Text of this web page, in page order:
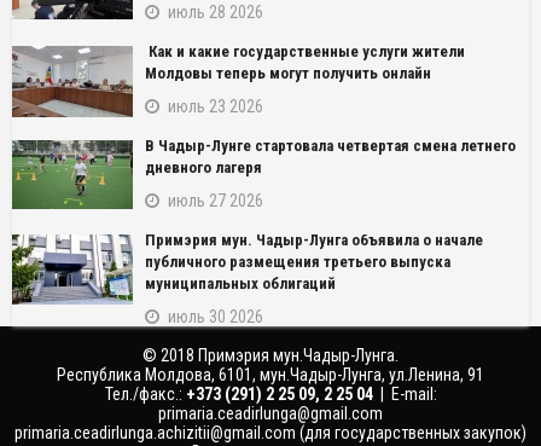
июль 28 2026
Как и какие государственные услуги жители
Молдовы теперь могут получить онлайн
июль 23 2026
В Чадыр-Лунге стартовала четвертая смена летнего
дневного лагеря
июль 27 2026
Примэрия мун. Чадыр-Лунга объявила о начале
публичного размещения третьего выпуска
муниципальных облигаций
июль 30 2026
© 2018 Примэрия мун.Чадыр-Лунга.
Республика Молдова, 6101, мун.Чадыр-Лунга, ул.Ленина, 91
Тел./факс.: ‎+373 (291) 2 25 09, 2 25 04| E-mail:
primaria.ceadirlunga@gmail.com
primaria.ceadirlunga.achizitii@gmail.com (для государственных закупок)
NAME_SOCIAL_TWITTER
NAME_SOCIAL_PINTEREST